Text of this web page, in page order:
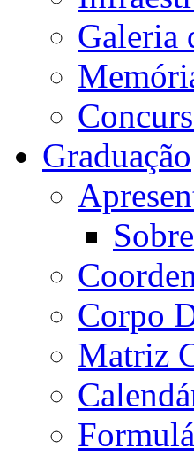
Galeria
Graduação
Corpo
Matriz